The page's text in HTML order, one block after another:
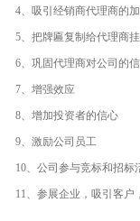
4、吸引经销商代理商的
5、把牌匾复制给代理商
6、巩固代理商对公司的
7、增强效应
8、增加投资者的信心
9、激励公司员工
10、公司参与竞标和招标
11、参展企业，吸引客